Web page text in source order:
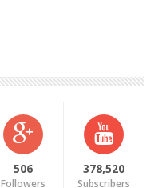
506
Followers
378,520
Subscribers